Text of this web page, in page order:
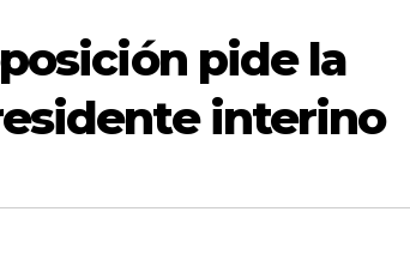
pide la
interino